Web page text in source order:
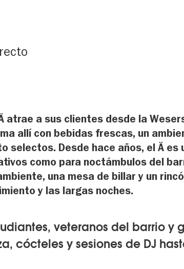
atrae a sus clientes desde la
allí con bebidas frescas, un
selectos. Desde hace años, el Ä es
como para noctámbulos del
una mesa de billar y un
y las largas noches.
veteranos del barrio y
cócteles y sesiones de DJ